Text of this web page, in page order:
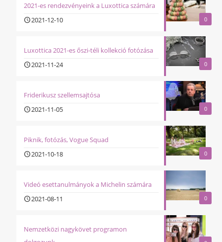
0
2021-es rendezvényeink a Luxottica számára
2021-12-10
0
Luxottica 2021-es őszi-téli kollekció fotózása
2021-11-24
0
Friderikusz szellemsajtósa
2021-11-05
0
Piknik, fotózás, Vogue Squad
2021-10-18
0
Videó esettanulmányok a Michelin számára
2021-08-11
Nemzetközi nagykövet programon